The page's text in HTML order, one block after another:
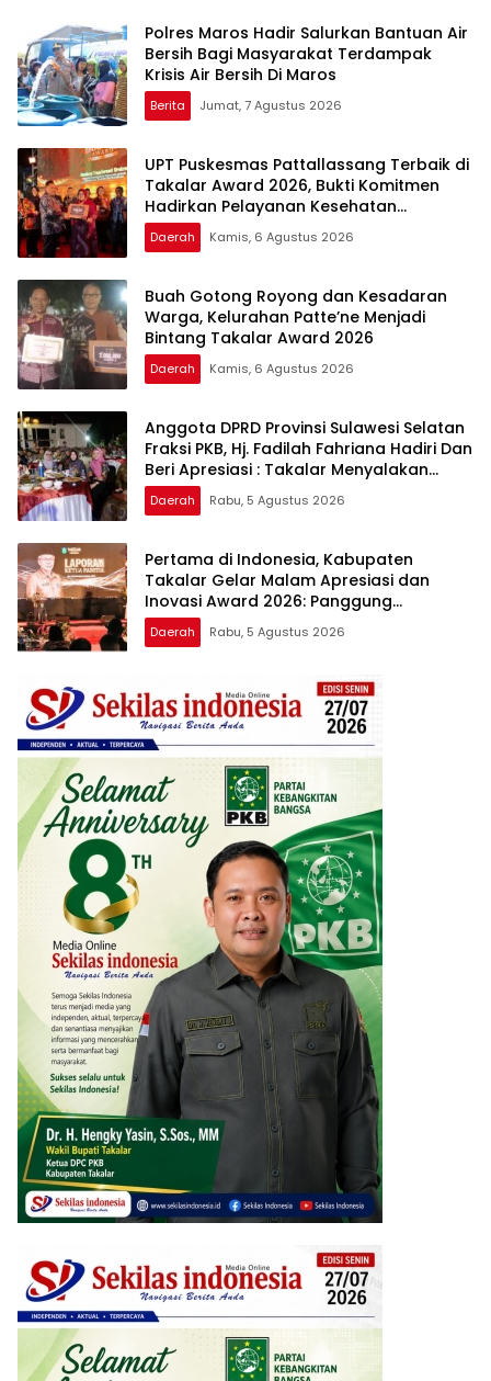
Polres Maros Hadir Salurkan Bantuan Air
Bersih Bagi Masyarakat Terdampak
Krisis Air Bersih Di Maros
Berita Jumat, 7 Agustus 2026
UPT Puskesmas Pattallassang Terbaik di
Takalar Award 2026, Bukti Komitmen
Hadirkan Pelayanan Kesehatan
Berkualitas
Daerah Kamis, 6 Agustus 2026
Buah Gotong Royong dan Kesadaran
Warga, Kelurahan Patte’ne Menjadi
Bintang Takalar Award 2026
Daerah Kamis, 6 Agustus 2026
Anggota DPRD Provinsi Sulawesi Selatan
Fraksi PKB, Hj. Fadilah Fahriana Hadiri Dan
Beri Apresiasi : Takalar Menyalakan
Lentera Pengabdian Melalui Malam
Apresiasi dan Inovasi Award 2026
Daerah Rabu, 5 Agustus 2026
Pertama di Indonesia, Kabupaten
Takalar Gelar Malam Apresiasi dan
Inovasi Award 2026: Panggung
Penghargaan bagi Pelayan Publik
Berprestasi
Daerah Rabu, 5 Agustus 2026